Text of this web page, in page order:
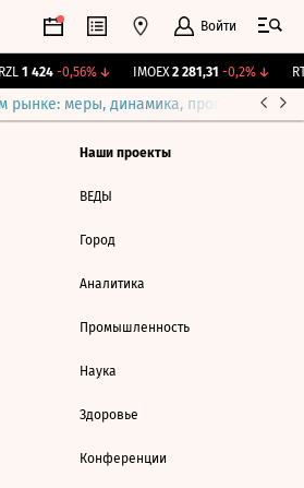
Войти
1 424 -0,56%↓ IMOEX 2 281,31 -0,2%↓
рынке: меры, динамика, прогнозы
Наши проекты
ВЕДЫ
Город
Аналитика
Промышленность
Наука
Здоровье
Конференции